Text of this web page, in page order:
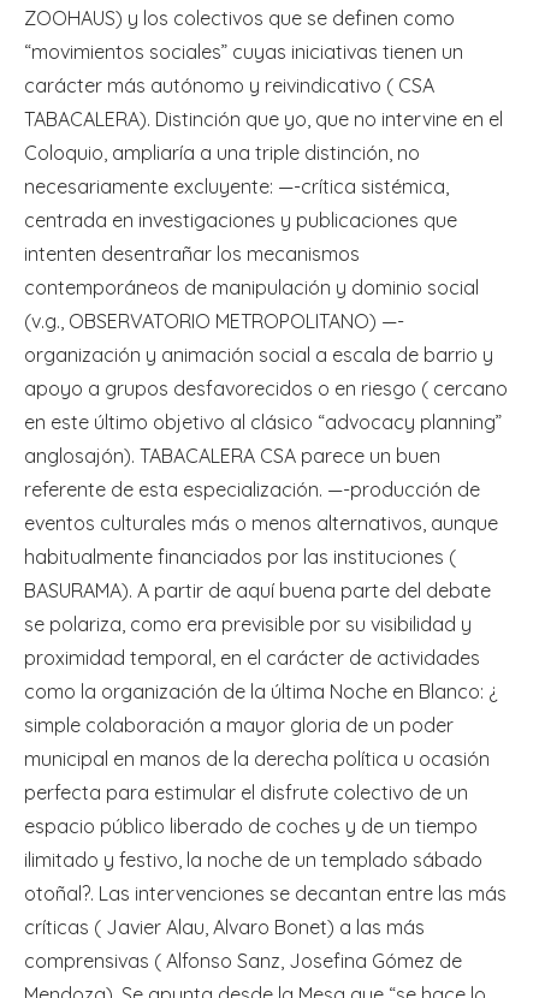
ZOOHAUS) y los colectivos que se definen como
“movimientos sociales” cuyas iniciativas tienen un
carácter más autónomo y reivindicativo ( CSA
TABACALERA). Distinción que yo, que no intervine en el
Coloquio, ampliaría a una triple distinción, no
necesariamente excluyente: —-crítica sistémica,
centrada en investigaciones y publicaciones que
intenten desentrañar los mecanismos
contemporáneos de manipulación y dominio social
(v.g., OBSERVATORIO METROPOLITANO) —-
organización y animación social a escala de barrio y
apoyo a grupos desfavorecidos o en riesgo ( cercano
en este último objetivo al clásico “advocacy planning”
anglosajón). TABACALERA CSA parece un buen
referente de esta especialización. —-producción de
eventos culturales más o menos alternativos, aunque
habitualmente financiados por las instituciones (
BASURAMA). A partir de aquí buena parte del debate
se polariza, como era previsible por su visibilidad y
proximidad temporal, en el carácter de actividades
como la organización de la última Noche en Blanco: ¿
simple colaboración a mayor gloria de un poder
municipal en manos de la derecha política u ocasión
perfecta para estimular el disfrute colectivo de un
espacio público liberado de coches y de un tiempo
ilimitado y festivo, la noche de un templado sábado
otoñal?. Las intervenciones se decantan entre las más
críticas ( Javier Alau, Alvaro Bonet) a las más
comprensivas ( Alfonso Sanz, Josefina Gómez de